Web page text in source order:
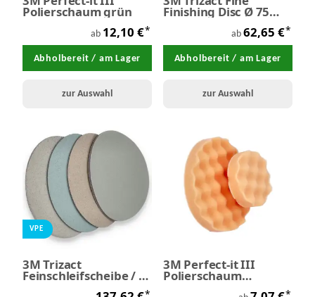
Polierschaum grün
ab 12,10 €*
Abholbereit / am Lager
zur Auswahl
Finishing Disc Ø 75
ab 62,65 €*
Abholbereit / am Lager
zur Auswahl
VPE
3M Trizact
Feinschleifscheibe / Ø
150 mm / VPE 15 Stück*
3M Perfect-it III
Polierschaum
*